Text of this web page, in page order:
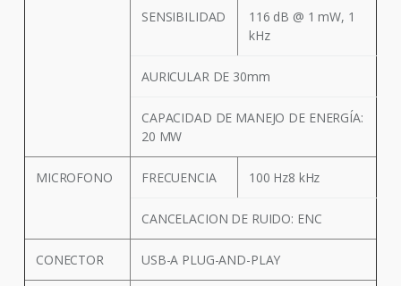
SENSIBILIDAD
116 dB @ 1 mW, 1
kHz
AURICULAR DE 30mm
CAPACIDAD DE MANEJO DE ENERGÍA:
20 MW
MICROFONO FRECUENCIA 100 Hz8 kHz
CANCELACION DE RUIDO: ENC
CONECTOR USB-A PLUG-AND-PLAY